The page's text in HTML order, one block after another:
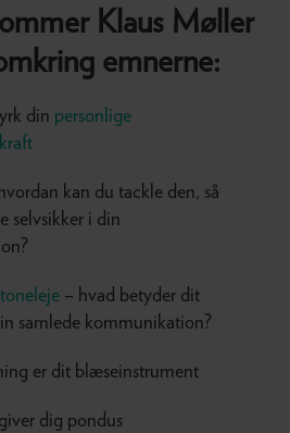
Klaus Møller
emnerne:
din personlige
kan du tackle den, så
selvsikker i din
toneleje – hvad betyder dit
samlede kommunikation?
er dit blæseinstrument
dig pondus